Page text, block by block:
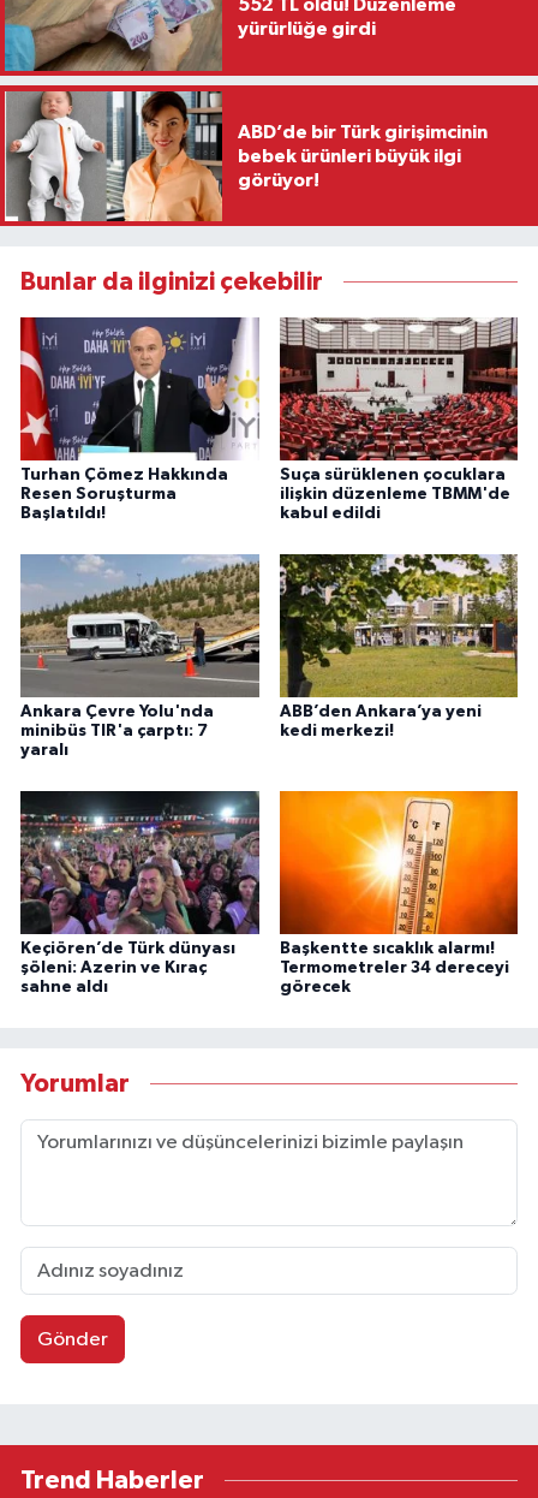
552 TL oldu! Düzenleme
yürürlüğe girdi
ABD’de bir Türk girişimcinin
bebek ürünleri büyük ilgi
görüyor!
Bunlar da ilginizi çekebilir
Turhan Çömez Hakkında
Resen Soruşturma
Başlatıldı!
Suça sürüklenen çocuklara
ilişkin düzenleme TBMM'de
kabul edildi
Ankara Çevre Yolu'nda
minibüs TIR'a çarptı: 7
yaralı
ABB’den Ankara’ya yeni
kedi merkezi!
Keçiören’de Türk dünyası
şöleni: Azerin ve Kıraç
sahne aldı
Başkentte sıcaklık alarmı!
Termometreler 34 dereceyi
görecek
Yorumlar
Gönder
Trend Haberler